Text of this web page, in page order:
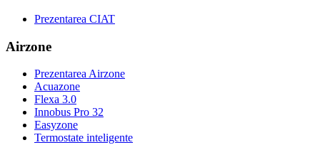
Prezentarea CIAT
Airzone
Prezentarea Airzone
Acuazone
Flexa 3.0
Innobus Pro 32
Easyzone
Termostate inteligente